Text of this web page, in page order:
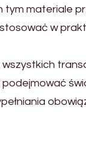
materiale
w